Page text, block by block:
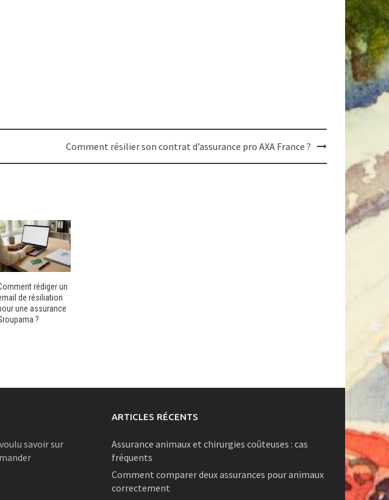
Comment résilier son contrat d’assurance pro AXA France ?
rédiger un
de résiliation
une assurance
?
savoir sur
ARTICLES RÉCENTS
Assurance animaux et chirurgies coûteuses : cas
fréquents
Comment comparer deux assurances pour animaux
correctement